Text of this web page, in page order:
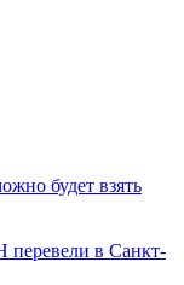
будет взять
перевели в Санкт-